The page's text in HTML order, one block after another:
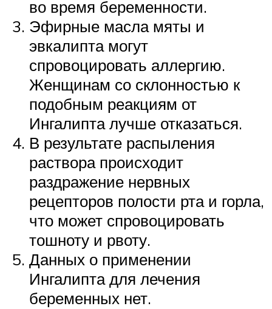
во время беременности.
Эфирные масла мяты и
эвкалипта могут
спровоцировать аллергию.
Женщинам со склонностью к
подобным реакциям от
Ингалипта лучше отказаться.
В результате распыления
раствора происходит
раздражение нервных
рецепторов полости рта и горла,
что может спровоцировать
тошноту и рвоту.
Данных о применении
Ингалипта для лечения
беременных нет.